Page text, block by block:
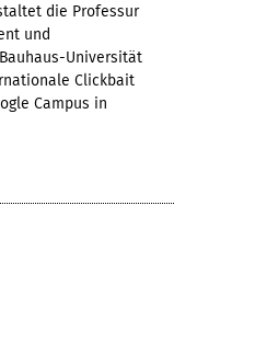
die Professur
und
Universität
Clickbait
Campus in